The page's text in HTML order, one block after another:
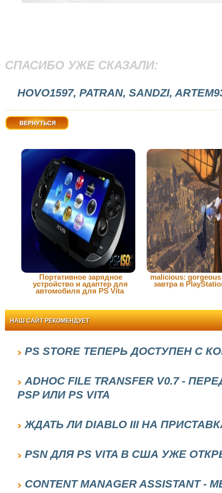
СПАСИБО УЖЕ СКАЗАЛИ:
HOVO1597, PATRAN, SANDZI,
Портативное зарядное
устройство и адаптер для
автомобиля для PS Vita
malicious:
завтра в
НАШ САЙТ РЕКОМЕНДУЕТ
PS STORE ТЕПЕРЬ ДОСТУПЕН С
ADHOC FILE TRANSFER V0.7 -
PSP ИЛИ PS VITA
ЖДАТЬ ЛИ DIABLO III НА
PSN ДЛЯ PS VITA В США УЖЕ
CONTENT MANAGER